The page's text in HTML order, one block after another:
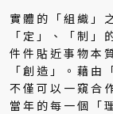
實體的「組織」
「定」、「制
件件貼近事物本
「創造」。藉
不僅可以一窺合
當年的每一個「